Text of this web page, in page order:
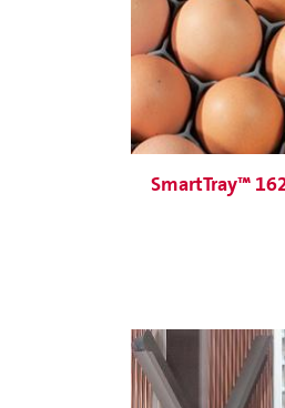
SmartTray™
dispostos em
colmeia
espaço para